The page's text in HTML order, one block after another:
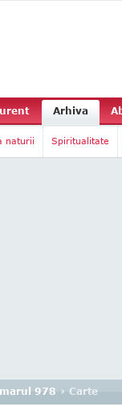
Arhiva
naturii Spiritualitate
978 › Carte